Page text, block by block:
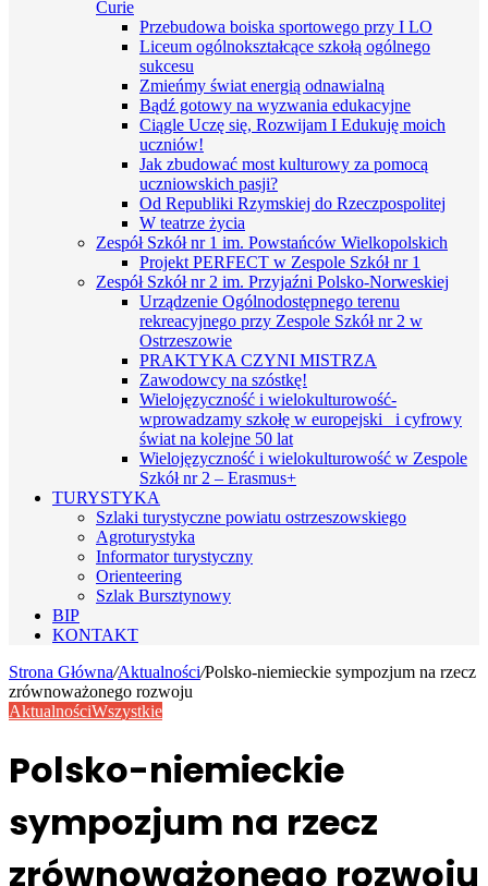
Curie
Przebudowa boiska sportowego przy I LO
Liceum ogólnokształcące szkołą ogólnego
sukcesu
Zmieńmy świat energią odnawialną
Bądź gotowy na wyzwania edukacyjne
Ciągle Uczę się, Rozwijam I Edukuję moich
uczniów!
Jak zbudować most kulturowy za pomocą
uczniowskich pasji?
Od Republiki Rzymskiej do Rzeczpospolitej
W teatrze życia
Zespół Szkół nr 1 im. Powstańców Wielkopolskich
Projekt PERFECT w Zespole Szkół nr 1
Zespół Szkół nr 2 im. Przyjaźni Polsko-Norweskiej
Urządzenie Ogólnodostępnego terenu
rekreacyjnego przy Zespole Szkół nr 2 w
Ostrzeszowie
PRAKTYKA CZYNI MISTRZA
Zawodowcy na szóstkę!
Wielojęzyczność i wielokulturowość-
wprowadzamy szkołę w europejski i cyfrowy
świat na kolejne 50 lat
Wielojęzyczność i wielokulturowość w Zespole
Szkół nr 2 – Erasmus+
TURYSTYKA
Szlaki turystyczne powiatu ostrzeszowskiego
Agroturystyka
Informator turystyczny
Orienteering
Szlak Bursztynowy
BIP
KONTAKT
Strona Główna/Aktualności/Polsko-niemieckie sympozjum na rzecz
zrównoważonego rozwoju
AktualnościWszystkie
Polsko-niemieckie
sympozjum na rzecz
zrównoważonego rozwoju